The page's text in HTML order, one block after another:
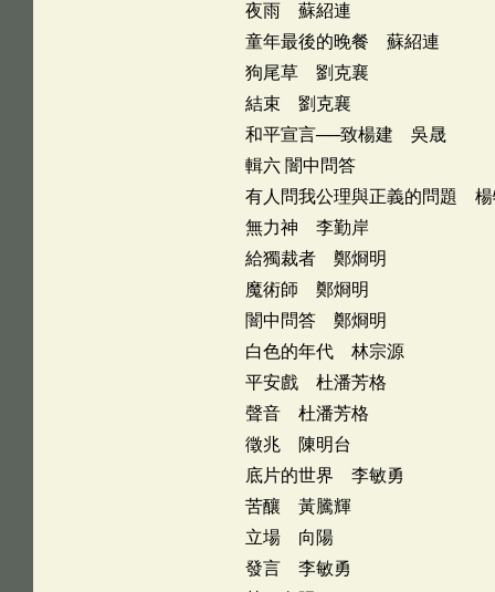
夜雨 蘇紹連
童年最後的晚餐 蘇紹連
狗尾草 劉克襄
結束 劉克襄
和平宣言──致楊建 吳晟
輯六 闇中問答
有人問我公理與正義的問題 楊
無力神 李勤岸
給獨裁者 鄭烱明
魔術師 鄭烱明
闇中問答 鄭烱明
白色的年代 林宗源
平安戲 杜潘芳格
聲音 杜潘芳格
徵兆 陳明台
底片的世界 李敏勇
苦釀 黃騰輝
立場 向陽
發言 李敏勇